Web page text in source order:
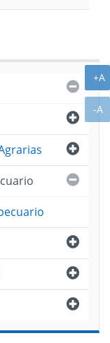
Abrir
Abrir
Abrir
Abrir
Abrir
+A
-A